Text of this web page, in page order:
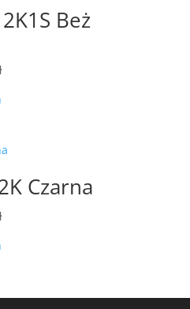
Beż
Aktualna
wynosi:
Czarna
Aktualna
wynosi: